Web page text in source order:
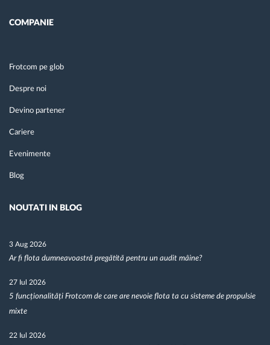
COMPANIE
Frotcom pe glob
Despre noi
Devino partener
Cariere
Evenimente
Blog
NOUTATI IN BLOG
3 Aug 2026
Ar fi flota dumneavoastră pregătită pentru un audit mâine?
27 Iul 2026
5 funcționalități Frotcom de care are nevoie flota ta cu sisteme de propulsie
mixte
22 Iul 2026